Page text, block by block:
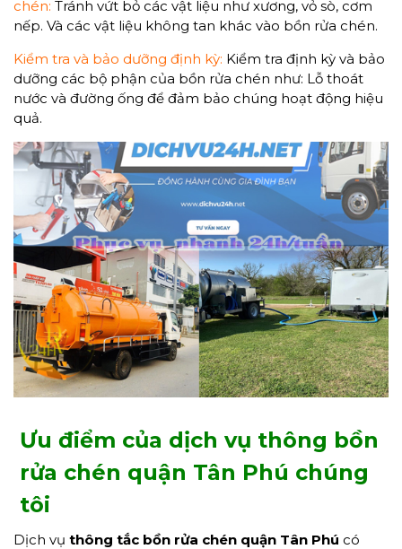
chén: Tránh vứt bỏ các vật liệu như xương, vỏ sò, cơm
nếp. Và các vật liệu không tan khác vào bồn rửa chén.
Kiểm tra và bảo dưỡng định kỳ: Kiểm tra định kỳ và bảo
dưỡng các bộ phận của bồn rửa chén như: Lỗ thoát
nước và đường ống để đảm bảo chúng hoạt động hiệu
quả.
Ưu điểm của dịch vụ thông bồn
rửa chén quận Tân Phú chúng
tôi
Dịch vụ thông tắc bồn rửa chén quận Tân Phú có